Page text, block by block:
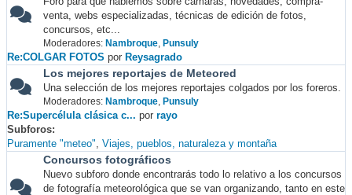
venta, webs especializadas, técnicas de edición de fotos,
concursos, etc...
Moderadores: Nambroque, Punsuly
Re:COLGAR FOTOS por Reysagrado
Los mejores reportajes de Meteored
Una selección de los mejores reportajes colgados por los foreros.
Moderadores: Nambroque, Punsuly
Re:Supercélula clásica c... por rayo
Subforos
Puramente "meteo" Viajes, pueblos, naturaleza y montaña
Concursos fotográficos
Nuevo subforo donde encontrarás todo lo relativo a los concursos
de fotografía meteorológica que se van organizando, tanto en este